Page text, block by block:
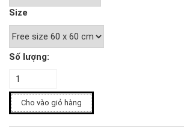
Size
Số lượng:
Cho vào giỏ hàng